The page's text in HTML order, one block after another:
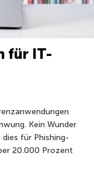
für IT-
Kein Wunder
für Phishing-
20.000 Prozent